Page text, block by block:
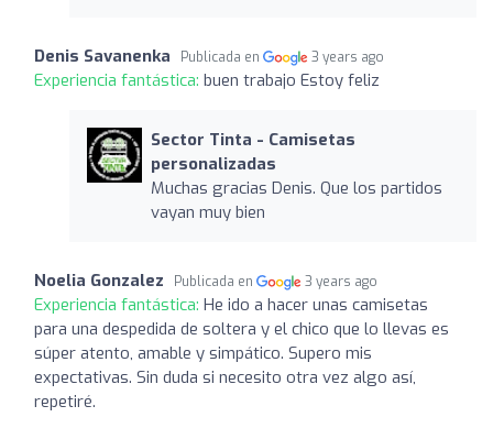
Denis Savanenka Publicada en 3 years ago
Experiencia fantástica: buen trabajo Estoy feliz
Sector Tinta - Camisetas
personalizadas
Muchas gracias Denis. Que los partidos
vayan muy bien
Noelia Gonzalez Publicada en 3 years ago
Experiencia fantástica: He ido a hacer unas camisetas
para una despedida de soltera y el chico que lo llevas es
súper atento, amable y simpático. Supero mis
expectativas. Sin duda si necesito otra vez algo así,
repetiré.